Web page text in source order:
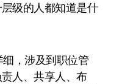
级的人都知道是什
细，涉及到职位管
人、共享人、布